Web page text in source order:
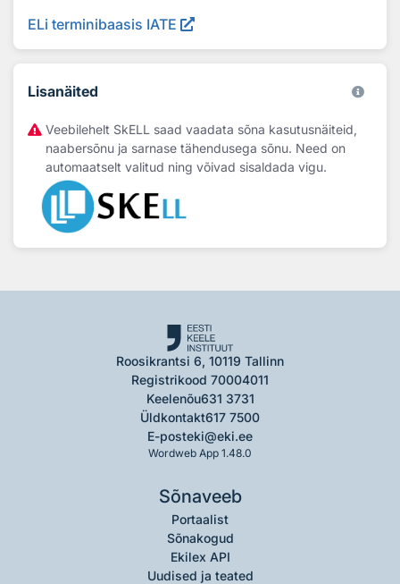
ELi terminibaasis IATE
Lisanäited
Veebilehelt SkELL saad vaadata sõna kasutusnäiteid,
naabersõnu ja sarnase tähendusega sõnu. Need on
automaatselt valitud ning võivad sisaldada vigu.
Roosikrantsi 6, 10119 Tallinn
Registrikood 70004011
Keelenõu631 3731
Üldkontakt617 7500
E-posteki@eki.ee
Wordweb App 1.48.0
Sõnaveeb
Portaalist
Sõnakogud
Ekilex API
Uudised ja teated